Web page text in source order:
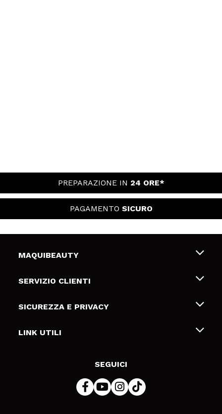
PREPARAZIONE IN 24 ORE*
PAGAMENTO SICURO
MAQUIBEAUTY
Chi siamo
Gift Cards
SERVIZIO CLIENTI
Spedizioni & Resi
Metodi di pagamamento
SICUREZZA E PRIVACY
Termini e condizioni
LINK UTILI
SEGUICI